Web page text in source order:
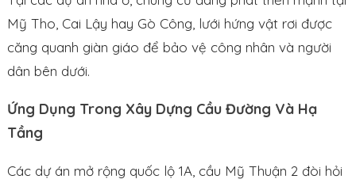
Mỹ Tho, Cai Lậy hay Gò Công, lưới hứng vật rơi được
căng quanh giàn giáo để bảo vệ công nhân và người
dân bên dưới.
Ứng Dụng Trong Xây Dựng Cầu Đường Và Hạ
Tầng
Các dự án mở rộng quốc lộ 1A, cầu Mỹ Thuận 2 đòi hỏi